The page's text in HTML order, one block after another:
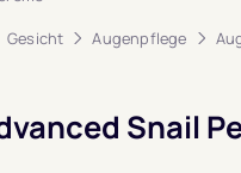
Gesicht Augenpflege
Snail